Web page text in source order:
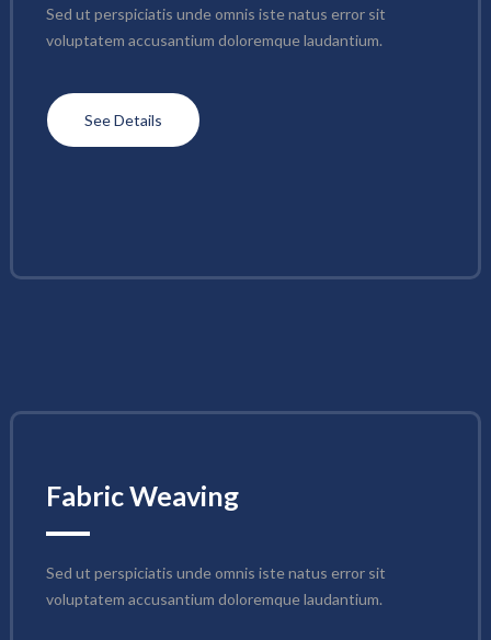
Sed ut perspiciatis unde omnis iste natus error sit
voluptatem accusantium doloremque laudantium.
See Details
Fabric Weaving
Sed ut perspiciatis unde omnis iste natus error sit
voluptatem accusantium doloremque laudantium.